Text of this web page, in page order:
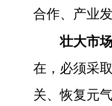
合作、产业
壮大市场
在，必须采
关、恢复元